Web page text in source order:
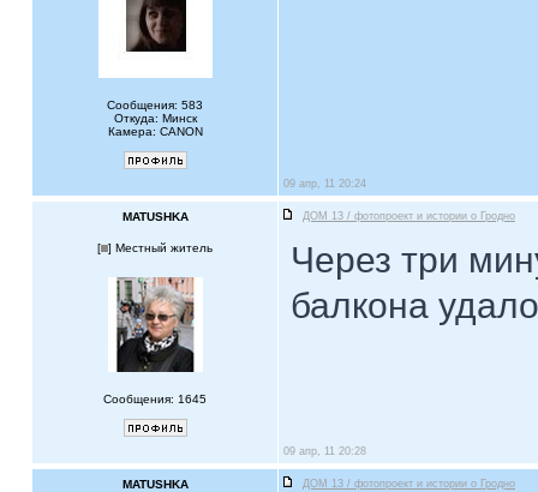
Сообщения: 583
Откуда: Минск
Камера: CANON
09 апр, 11 20:24
MATUSHKA ДОМ 13 / фотопроект и истории о Гродно
[ ] Местный житель
Сообщения: 1645
Через три
балкона
09 апр, 11 20:28
MATUSHKA ДОМ 13 / фотопроект и истории о Гродно